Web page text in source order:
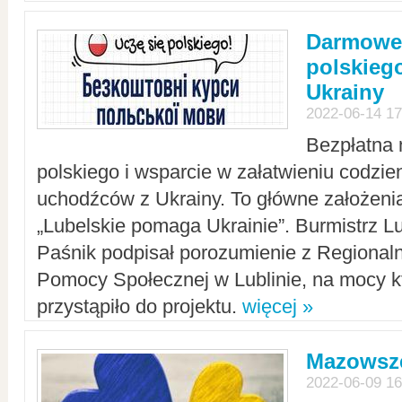
Ukrainy
2022-06-14
polskiego i wsparcie w załatwieniu
uchodźców z Ukrainy. To główne
„Lubelskie pomaga Ukrainie”. Burmistrz
Paśnik podpisał porozumienie z
Pomocy Społecznej w Lublinie, na mocy
przystąpiło do projektu. więcej »
2022-06-09